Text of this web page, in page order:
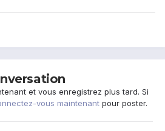
et vous enregistrez plus tard. Si
vous maintenant pour poster.